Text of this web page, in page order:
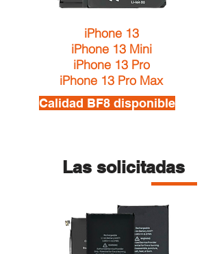
iPhone 13
iPhone 13 Mini
iPhone 13 Pro
iPhone 13 Pro Max
Calidad BF8 disponible
Las solicitadas